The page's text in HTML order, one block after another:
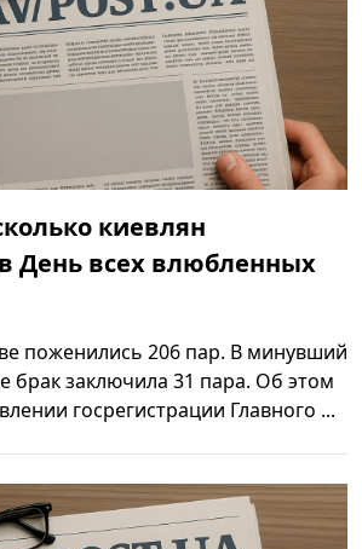
киевлян
День всех влюбленных
поженились 206 пар. В минувший
брак заключила 31 пара. Об этом
госрегистрации Главного ...